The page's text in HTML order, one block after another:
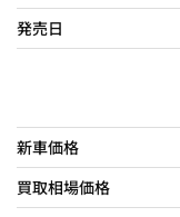
発売日
新車価格
買取相場価格